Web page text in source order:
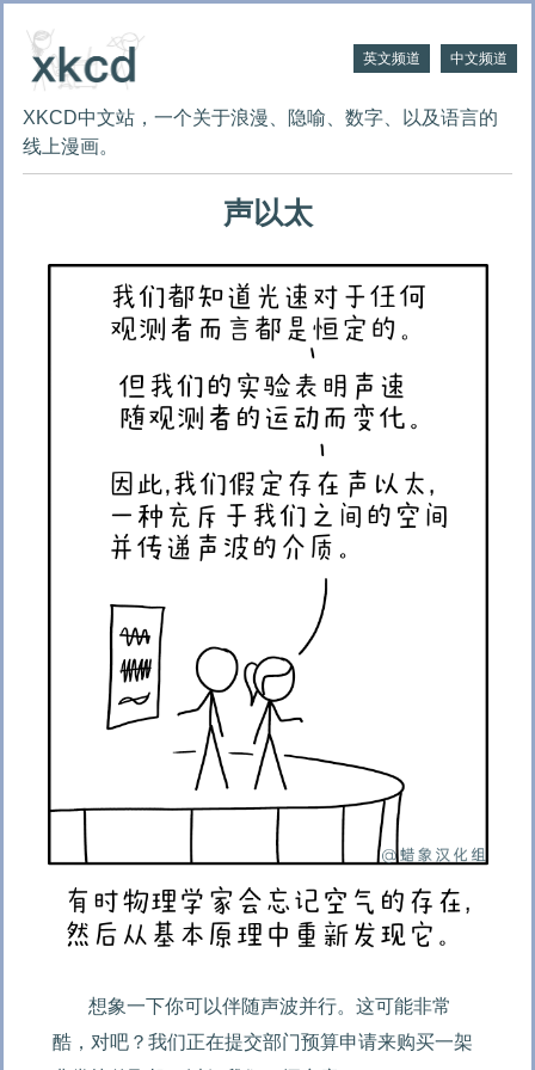
英文频道 中文频道
XKCD中文站，一个关于浪漫、隐喻、数字、以及语言的
线上漫画。
声以太
想象一下你可以伴随声波并行。这可能非常
酷，对吧？我们正在提交部门预算申请来购买一架